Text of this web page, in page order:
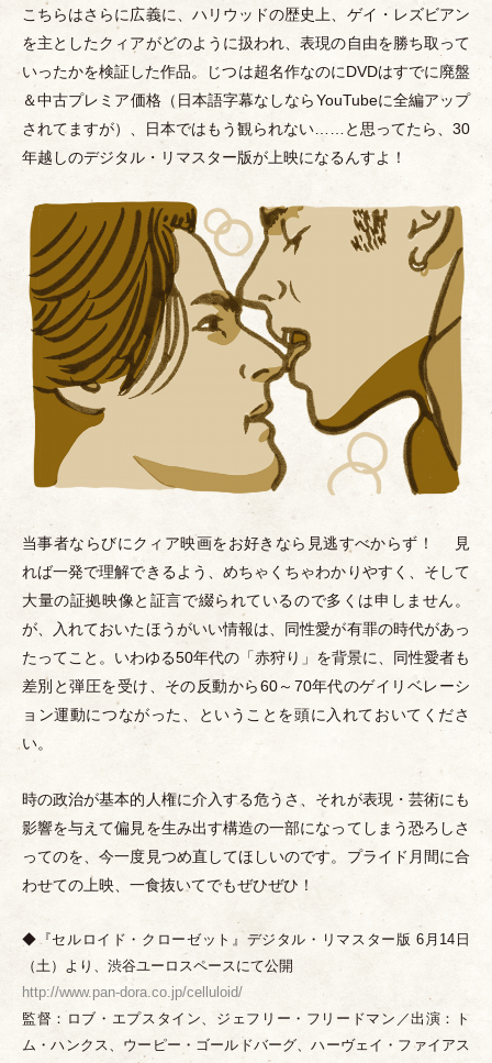
こちらはさらに広義に、ハリウッドの歴史上、ゲイ ・ レズビアン
を主としたクィアがどのように扱われ、表現の自由を勝ち取って
いったかを検証した作品。じつは超名作なのにDVDはすでに廃盤
＆中古プレミア価格（ 日本語字幕なしならYouTubeに全編アップ
されてますが）
、日本ではもう観られない……と思ってたら、30
年越しのデジタル ・ リマスター版が上映になるんすよ！
当事者ならびにクィア映画をお好きなら見逃すべからず！ 見
れば一発で理解できるよう、めちゃくちゃわかりやすく、そして
大量の証拠映像と証言で綴られているので多くは申しません。
が、入れておいたほうがいい情報は、同性愛が有罪の時代があっ
たってこと。いわゆる50年代の 「赤狩り 」 を背景に、同性愛者も
差別と弾圧を受け、その反動から60～70年代のゲイリベレーシ
ョン運動につながった、ということを頭に入れておいてくださ
い。
時の政治が基本的人権に介入する危うさ、それが表現・ 芸術にも
影響を与えて偏見を生み出す構造の一部になってしまう恐ろしさ
ってのを、今一度見つめ直してほしいのです。プライド月間に合
わせての上映、一食抜いてでもぜひぜひ！
◆『セルロイド ・ クローゼット』デジタル ・ リマスター版 6月14日
（土） より、渋谷ユーロスペースにて公開
http://www.pan-dora.co.jp/celluloid/
監督：ロブ ・ エプスタイン、ジェフリー ・ フリードマン／出演：ト
ム ・ハンクス、ウーピー ・ ゴールドバーグ、ハーヴェイ ・ ファイアス